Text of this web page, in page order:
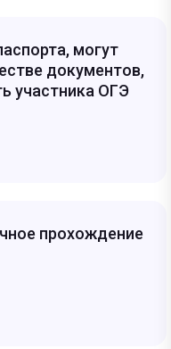
могут
документов,
участника ОГЭ
прохождение